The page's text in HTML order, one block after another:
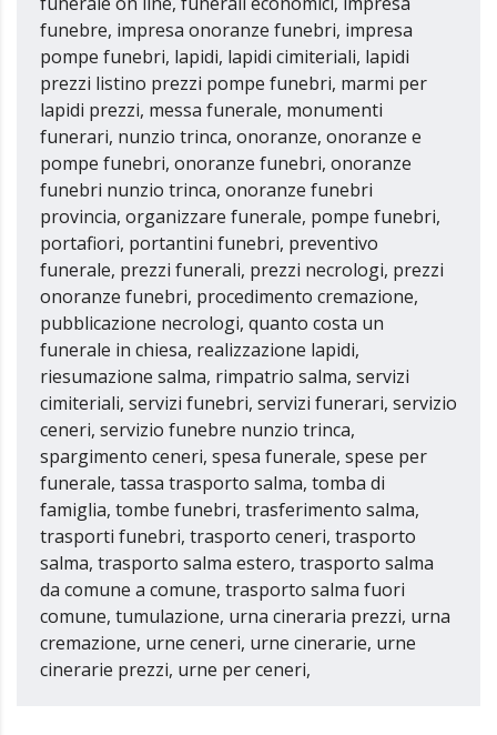
funebre, impresa onoranze funebri, impresa
pompe funebri, lapidi, lapidi cimiteriali, lapidi
prezzi listino prezzi pompe funebri, marmi per
lapidi prezzi, messa funerale, monumenti
funerari, nunzio trinca, onoranze, onoranze e
pompe funebri, onoranze funebri, onoranze
funebri nunzio trinca, onoranze funebri
provincia, organizzare funerale, pompe funebri,
portafiori, portantini funebri, preventivo
funerale, prezzi funerali, prezzi necrologi, prezzi
onoranze funebri, procedimento cremazione,
pubblicazione necrologi, quanto costa un
funerale in chiesa, realizzazione lapidi,
riesumazione salma, rimpatrio salma, servizi
cimiteriali, servizi funebri, servizi funerari, servizio
ceneri, servizio funebre nunzio trinca,
spargimento ceneri, spesa funerale, spese per
funerale, tassa trasporto salma, tomba di
famiglia, tombe funebri, trasferimento salma,
trasporti funebri, trasporto ceneri, trasporto
salma, trasporto salma estero, trasporto salma
da comune a comune, trasporto salma fuori
comune, tumulazione, urna cineraria prezzi, urna
cremazione, urne ceneri, urne cinerarie, urne
cinerarie prezzi, urne per ceneri,